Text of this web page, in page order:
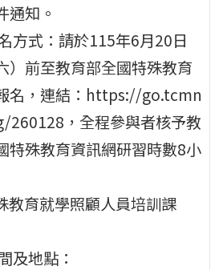
通知。
方式：請於115年6月20日
）前至教育部全國特殊教育
名，連結：https://go.tcmn
260128，全程參與者核予教
特殊教育資訊網研習時數8小
教育就學照顧人員培訓課
及地點：